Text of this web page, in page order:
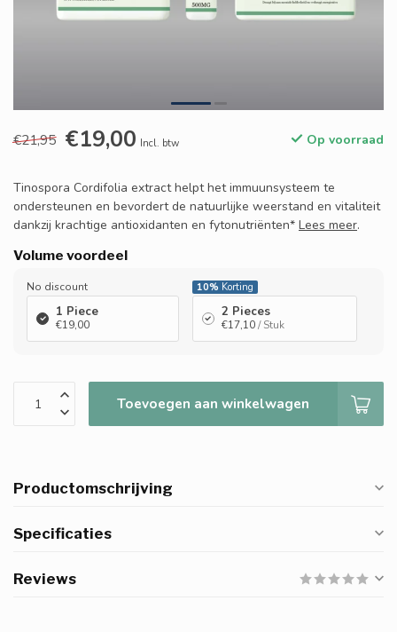
€21,95 €19,00 Incl. btw Op voorraad
Tinospora Cordifolia extract helpt het immuunsysteem te
ondersteunen en bevordert de natuurlijke weerstand en vitaliteit
dankzij krachtige antioxidanten en fytonutriënten* Lees meer.
Volume voordeel
No discount
1 Piece
€19,00
10% Korting
2 Pieces
€17,10 / Stuk
Toevoegen aan winkelwagen
Productomschrijving
Specificaties
Reviews